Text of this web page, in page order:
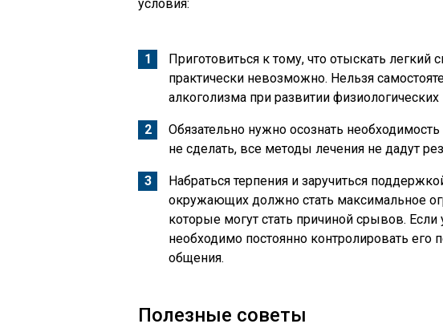
условия:
Приготовиться к тому, что отыскать легкий
практически невозможно. Нельзя
алкоголизма при развитии
Обязательно нужно осознать
не сделать, все методы лечения не дадут
Набраться терпения и заручиться
окружающих должно стать максимальное
которые могут стать причиной срывов.
необходимо постоянно контролировать его
общения.
Полезные советы